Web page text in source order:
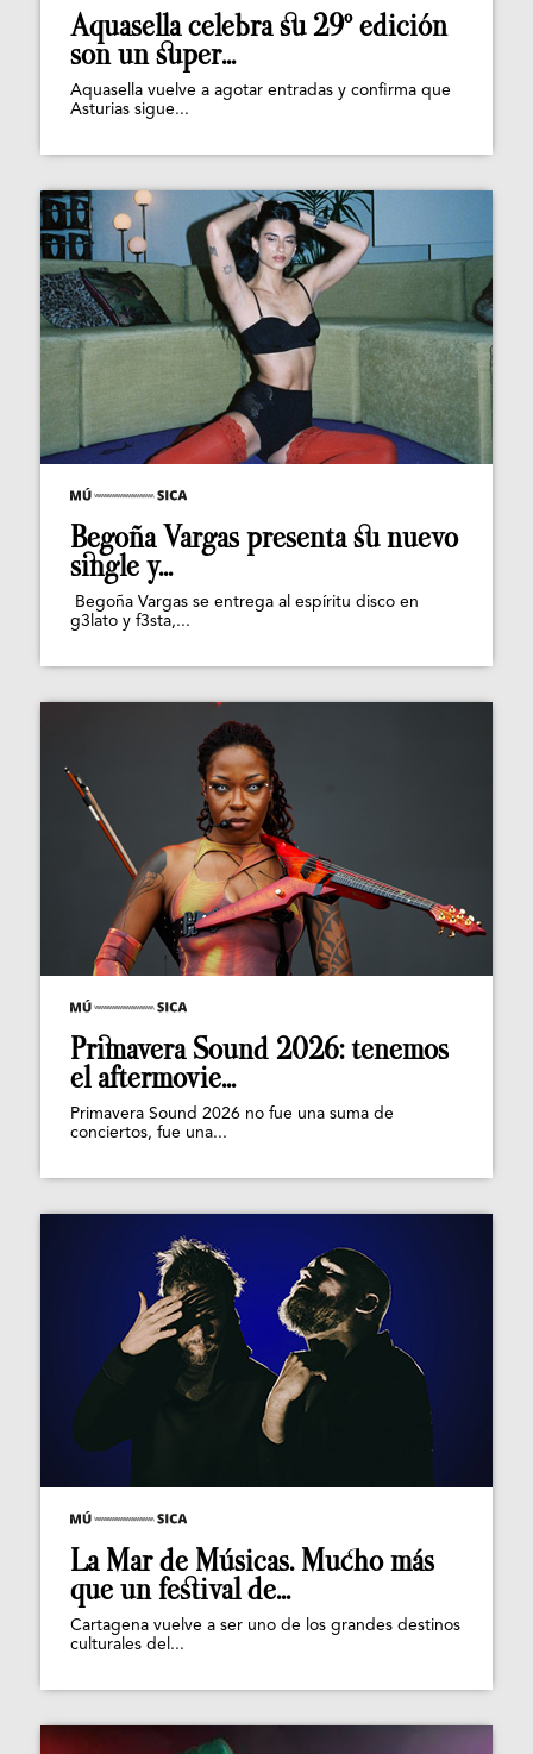
Aquasella celebra su 29º edición
son un super...
Aquasella vuelve a agotar entradas y confirma que
Asturias sigue...
Begoña Vargas presenta su nuevo
single y...
Begoña Vargas se entrega al espíritu disco en
g3lato y f3sta,...
Primavera Sound 2026: tenemos
el aftermovie...
Primavera Sound 2026 no fue una suma de
conciertos, fue una...
La Mar de Músicas. Mucho más
que un festival de...
Cartagena vuelve a ser uno de los grandes destinos
culturales del...